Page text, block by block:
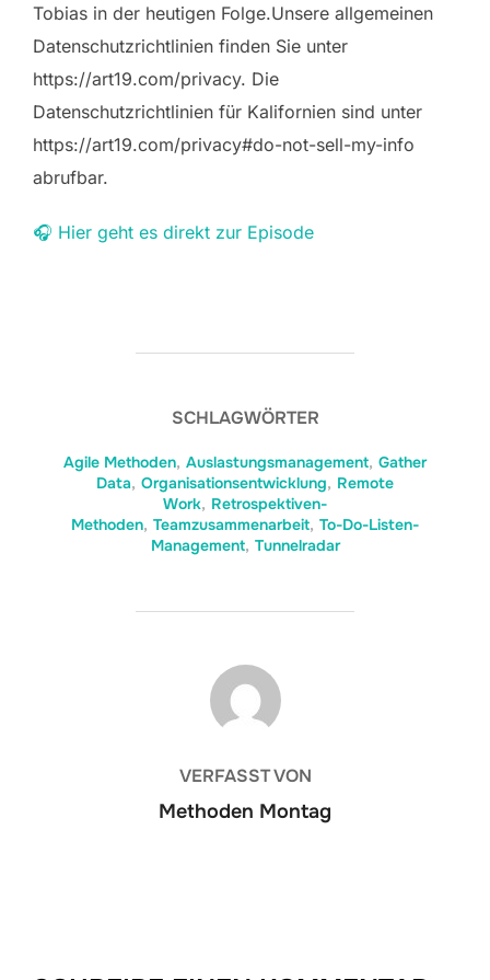
Tobias in der heutigen Folge.Unsere allgemeinen
Datenschutzrichtlinien finden Sie unter
https://art19.com/privacy. Die
Datenschutzrichtlinien für Kalifornien sind unter
https://art19.com/privacy#do-not-sell-my-info
abrufbar.
🎧 Hier geht es direkt zur Episode
SCHLAGWÖRTER
Agile Methoden, Auslastungsmanagement, Gather
Data, Organisationsentwicklung, Remote
Work, Retrospektiven-
Methoden, Teamzusammenarbeit, To-Do-Listen-
Management, Tunnelradar
BEITRAGSAUTOR
VERFASST VON
Methoden Montag